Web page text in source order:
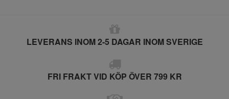
LEVERANS INOM 2-5 DAGAR INOM SVERIGE
FRI FRAKT VID KÖP ÖVER 799 KR